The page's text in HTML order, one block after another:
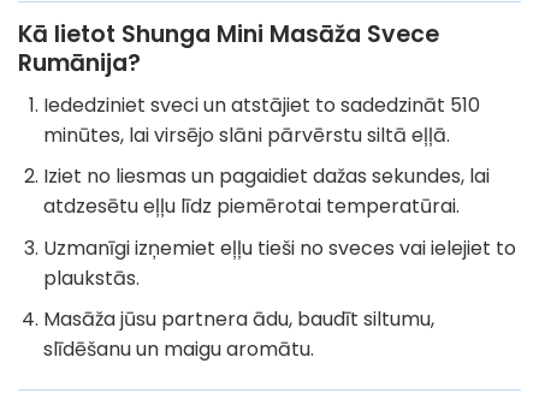
Kā lietot Shunga Mini Masāža Svece
Rumānija?
Iededziniet sveci un atstājiet to sadedzināt 510
minūtes, lai virsējo slāni pārvērstu siltā eļļā.
Iziet no liesmas un pagaidiet dažas sekundes, lai
atdzesētu eļļu līdz piemērotai temperatūrai.
Uzmanīgi izņemiet eļļu tieši no sveces vai ielejiet to
plaukstās.
Masāža jūsu partnera ādu, baudīt siltumu,
slīdēšanu un maigu aromātu.